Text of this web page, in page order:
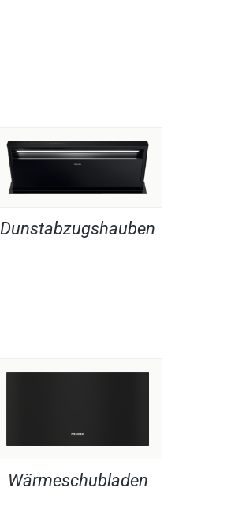
Dunstabzugshauben
Wärmeschubladen